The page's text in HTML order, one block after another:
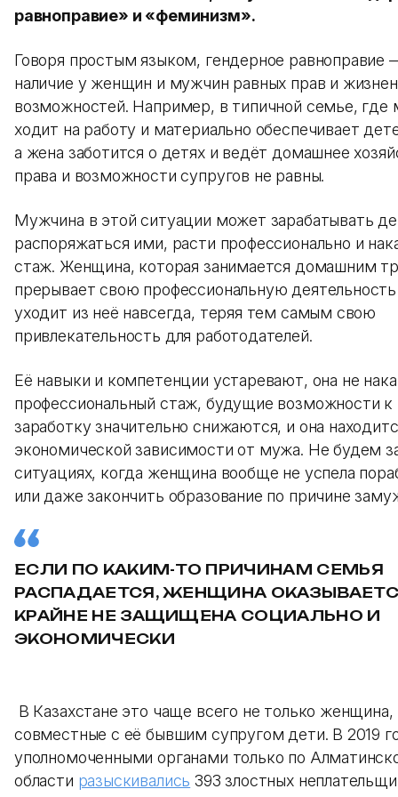
равноправие» и «феминизм».
Говоря простым языком, гендерное равноправие
наличие у женщин и мужчин равных прав и
возможностей. Например, в типичной семье, где
ходит на работу и материально обеспечивает
а жена заботится о детях и ведёт домашнее
права и возможности супругов не равны.
Мужчина в этой ситуации может зарабатывать
распоряжаться ими, расти профессионально и
стаж. Женщина, которая занимается домашним
прерывает свою профессиональную
уходит из неё навсегда, теряя тем самым свою
привлекательность для работодателей.
Её навыки и компетенции устаревают, она не
профессиональный стаж, будущие возможности к
заработку значительно снижаются, и она
экономической зависимости от мужа. Не будем
ситуациях, когда женщина вообще не успела
или даже закончить образование по причине
ЕСЛИ ПО КАКИМ-ТО ПРИЧИНАМ СЕМЬЯ
РАСПАДАЕТСЯ, ЖЕНЩИНА
КРАЙНЕ НЕ ЗАЩИЩЕНА СОЦИАЛЬНО И
ЭКОНОМИЧЕСКИ
В Казахстане это чаще всего не только женщина,
совместные с её бывшим супругом дети. В 2019
уполномоченными органами только по
области разыскивались 393 злостных